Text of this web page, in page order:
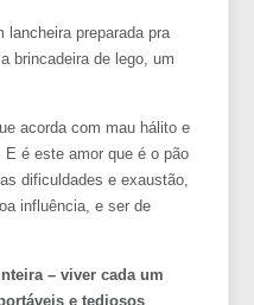
lancheira preparada pra
brincadeira de lego, um
acorda com mau hálito e
é este amor que é o pão
dificuldades e exaustão,
influência, e ser de
– viver cada um
e tediosos